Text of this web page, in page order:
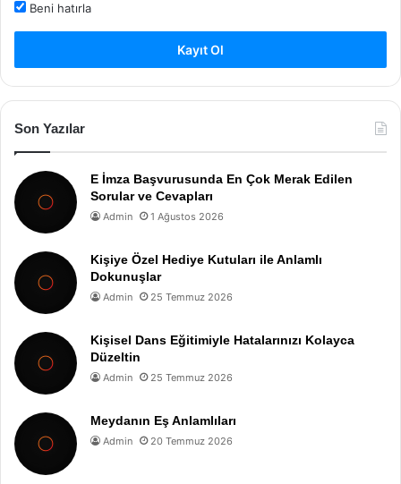
Beni hatırla
Kayıt Ol
Son Yazılar
E İmza Başvurusunda En Çok Merak Edilen
Sorular ve Cevapları
Admin 1 Ağustos 2026
Kişiye Özel Hediye Kutuları ile Anlamlı
Dokunuşlar
Admin 25 Temmuz 2026
Kişisel Dans Eğitimiyle Hatalarınızı Kolayca
Düzeltin
Admin 25 Temmuz 2026
Meydanın Eş Anlamlıları
Admin 20 Temmuz 2026